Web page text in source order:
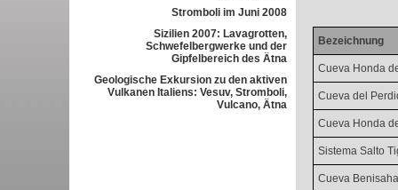
Stromboli im Juni 2008
Sizilien 2007: Lavagrotten,
Schwefelbergwerke und der
Gipfelbereich des Ätna
Geologische Exkursion zu den aktiven
Vulkanen Italiens: Vesuv, Stromboli,
Vulcano, Ätna
Bezeichnung
Cueva Honda
Cueva del
Cueva Honda
Sistema Salto
Cueva